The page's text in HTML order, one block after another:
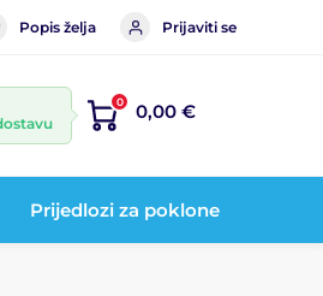
Popis želja Prijaviti se
0 0,00 €
Prijedlozi za poklone